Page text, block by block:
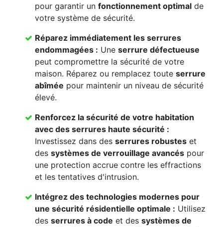
pour garantir un fonctionnement optimal de
votre système de sécurité.
Réparez immédiatement les serrures
endommagées : Une serrure défectueuse
peut compromettre la sécurité de votre
maison. Réparez ou remplacez toute serrure
abîmée pour maintenir un niveau de sécurité
élevé.
Renforcez la sécurité de votre habitation
avec des serrures haute sécurité :
Investissez dans des serrures robustes et
des systèmes de verrouillage avancés pour
une protection accrue contre les effractions
et les tentatives d'intrusion.
Intégrez des technologies modernes pour
une sécurité résidentielle optimale : Utilisez
des serrures à code et des systèmes de